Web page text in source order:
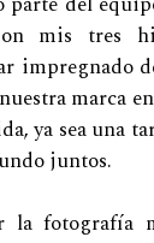
mis tres
impregnado
marca
ya sea una
juntos.
la fotografía